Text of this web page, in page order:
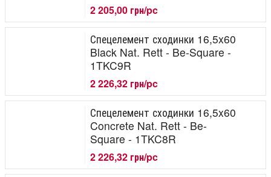
2 205,00 грн/pc
Спецелемент сходинки 16,5x60
Black Nat. Rett - Be-Square -
1TKC9R
2 226,32 грн/pc
Спецелемент сходинки 16,5x60
Concrete Nat. Rett - Be-
Square - 1TKC8R
2 226,32 грн/pc